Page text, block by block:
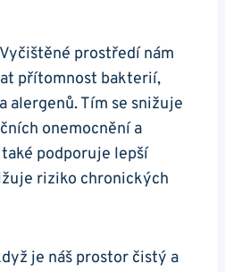
prostředí nám
přítomnost bakterií,
alergenů. Tím se snižuje
onemocnění a
podporuje lepší
riziko chronických
je náš prostor čistý a